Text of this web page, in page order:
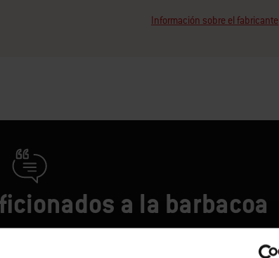
Información sobre el fabricante
a la barbacoa